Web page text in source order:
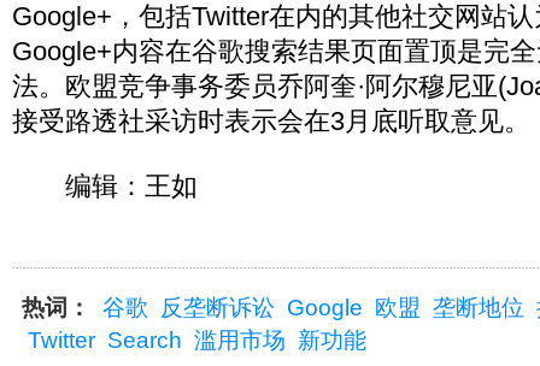
Google+，包括Twitter在内的其他社交网站
Google+内容在谷歌搜索结果页面置顶是完
法。欧盟竞争事务委员乔阿奎·阿尔穆尼亚
接受路透社采访时表示会在3月底听取意见。
编辑：王如
热词： 谷歌 反垄断诉讼 Google 欧盟 垄断地位
Twitter Search 滥用市场 新功能